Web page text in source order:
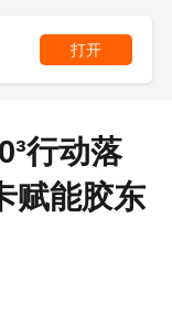
打开
行动落
赋能胶东